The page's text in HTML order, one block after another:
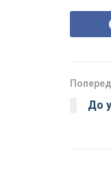
До